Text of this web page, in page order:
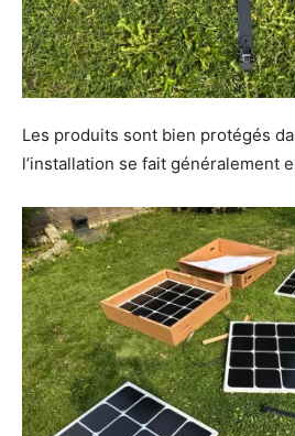
Les produits sont bien protégés
l’installation se fait généralement